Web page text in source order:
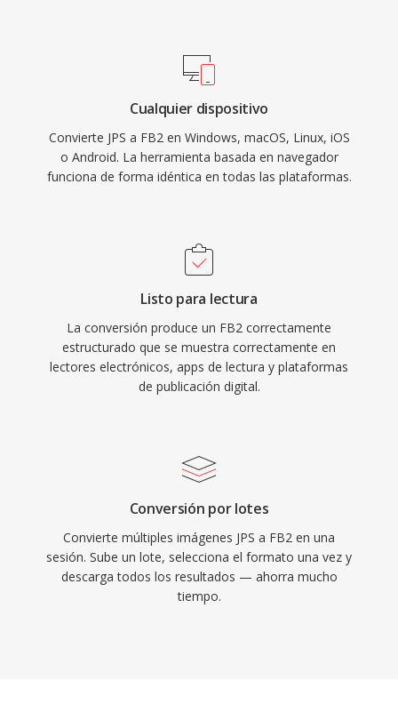
Cualquier dispositivo
Convierte JPS a FB2 en Windows, macOS, Linux, iOS
o Android. La herramienta basada en navegador
funciona de forma idéntica en todas las plataformas.
Listo para lectura
La conversión produce un FB2 correctamente
estructurado que se muestra correctamente en
lectores electrónicos, apps de lectura y plataformas
de publicación digital.
Conversión por lotes
Convierte múltiples imágenes JPS a FB2 en una
sesión. Sube un lote, selecciona el formato una vez y
descarga todos los resultados — ahorra mucho
tiempo.